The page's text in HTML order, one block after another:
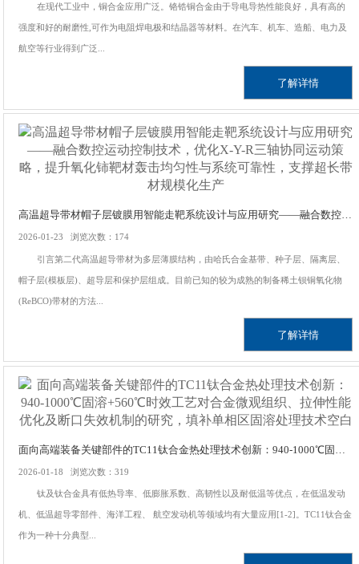
在现代工业中，铜合金应用广泛。铬锆铜合金由于导电导热性能良好，具有高的
强度和好的耐磨性,可作为电阻焊电极和结晶器等材料。在汽车、机车、造船、电力及
航空等行业得到广泛...
了解详情
高温超导带材帽子层镀膜用智能走靶系统设计与应用研究——融合数控运动控制技术，优化X-Y-R三轴协同运动策略，提升氧化铈靶材轰击均匀性与系统可靠性，支撑超长带材规模化生产
2026-01-23 浏览次数：174
引言第二代高温超导带材为多层薄膜结构，由哈氏合金基带、种子层、隔离层、
帽子层(模板层)、超导层和保护层组成。目前已知的较为成熟的制备稀土钡铜氧化物
(ReBCO)带材的方法...
了解详情
面向高端装备关键部件的TC11钛合金热处理技术创新：940-1000℃固溶+560℃时效工艺对合金微观组织、拉伸性能优化及断口失效机制的研究，填补单相区固溶处理技术空白
2026-01-18 浏览次数：319
钛及钛合金具有低热导率、低膨胀系数、高韧性以及耐低温等优点，在低温发动
机、低温超导零部件、海洋工程、 航空发动机等领域均有大量应用[1-2]。TC11钛合金
作为一种十分典型...